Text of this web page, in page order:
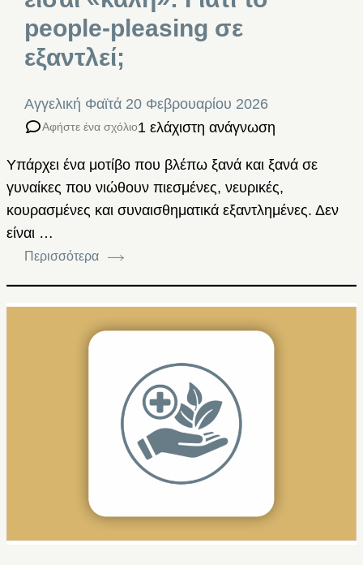
people-pleasing σε
εξαντλεί;
Αγγελική Φαϊτά 20 Φεβρουαρίου 2026
Αφήστε ένα σχόλιο1 ελάχιστη ανάγνωση
Υπάρχει ένα μοτίβο που βλέπω ξανά και ξανά σε
γυναίκες που νιώθουν πιεσμένες, νευρικές,
κουρασμένες και συναισθηματικά εξαντλημένες. Δεν
είναι …
Περισσότερα